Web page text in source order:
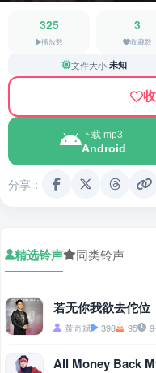
325
播放数
3
收藏数
文件大小:未知
下载 mp3
Android
分享：
精选铃声 同类铃声
若无你我欲去佗位
黃奇斌 398 95
All Money Back